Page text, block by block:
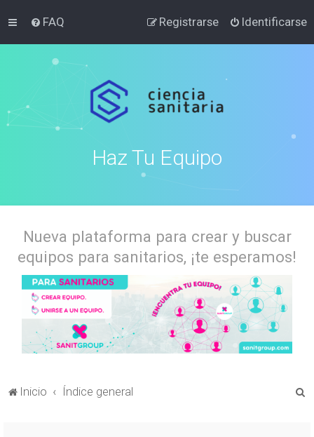
FAQ Identificarse
Registrarse
Haz Tu Equipo
Nueva plataforma para crear y buscar
equipos para sanitarios, ¡te esperamos!
Inicio Índice general